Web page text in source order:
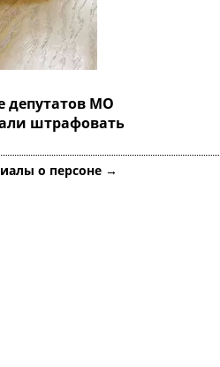
депутатов МО
штрафовать
о персоне →